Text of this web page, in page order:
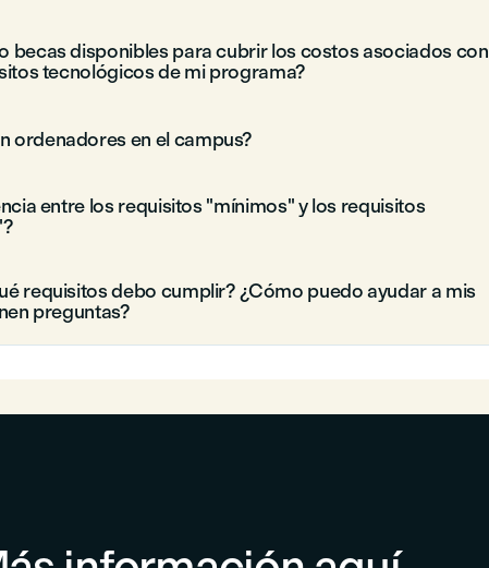
becas disponibles para cubrir los costos asociados con
tecnológicos de mi programa?
ordenadores en el campus?
entre los requisitos "mínimos" y los requisitos
requisitos debo cumplir? ¿Cómo puedo ayudar a mis
preguntas?